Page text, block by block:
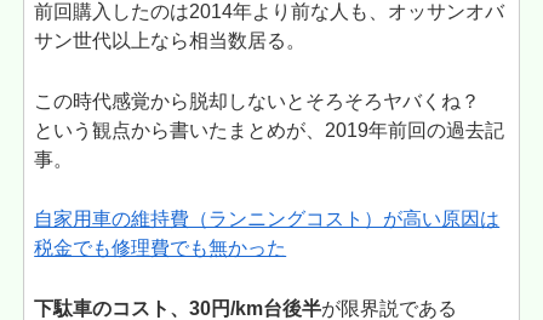
前回購入したのは2014年より前な人も、オッサンオバ
サン世代以上なら相当数居る。
この時代感覚から脱却しないとそろそろヤバくね？
という観点から書いたまとめが、2019年前回の過去記
事。
自家用車の維持費（ランニングコスト）が高い原因は
税金でも修理費でも無かった
下駄車のコスト、30円/km台後半が限界説である